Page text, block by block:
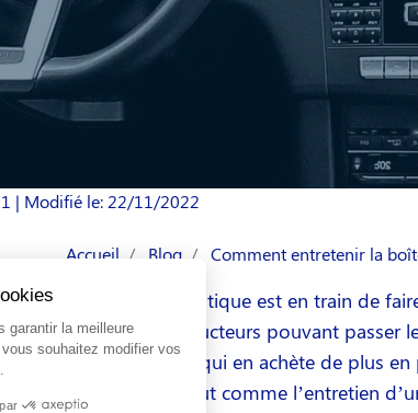
| Modifié le: 22/11/2022
Accueil Blog Comment entretenir la
La boîte automatique est en train de
nouveaux conducteurs pouvant passer
automobilistes qui en achète de plus
quelque peu tout comme l’entretien